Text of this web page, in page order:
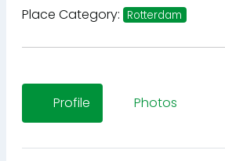
Place Category: Rotterdam
Profile Photos